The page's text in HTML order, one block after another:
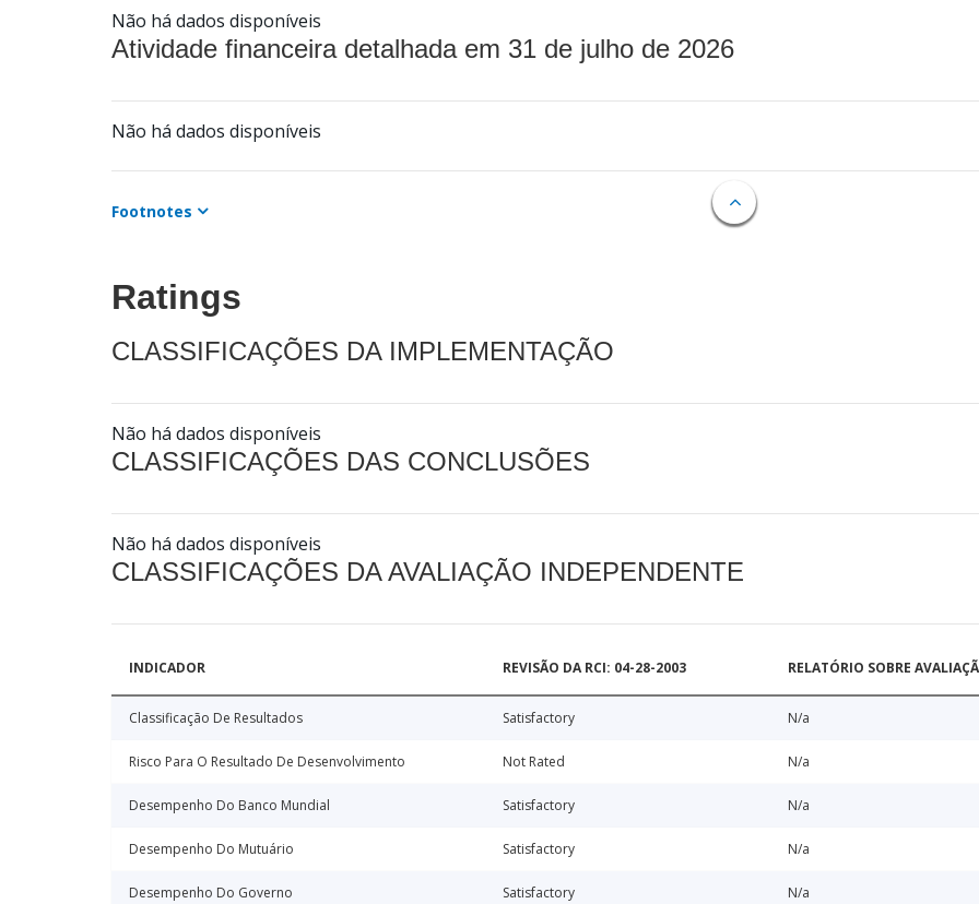
Não há dados disponíveis
Atividade financeira detalhada em 31 de julho de 2026
Não há dados disponíveis
Footnotes
Ratings
CLASSIFICAÇÕES DA IMPLEMENTAÇÃO
Não há dados disponíveis
CLASSIFICAÇÕES DAS CONCLUSÕES
Não há dados disponíveis
CLASSIFICAÇÕES DA AVALIAÇÃO INDEPENDENTE
INDICADOR REVISÃO DA RCI: 04-28-2003 RELATÓRIO SOBRE
Classificação De Resultados Satisfactory N/a
Risco Para O Resultado De Desenvolvimento Not Rated N/a
Desempenho Do Banco Mundial Satisfactory N/a
Desempenho Do Mutuário Satisfactory N/a
Desempenho Do Governo Satisfactory N/a